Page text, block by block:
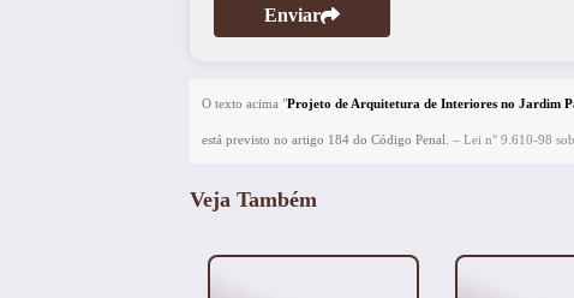
Enviar
O texto acima "Projeto de Arquitetura de Interiores no Jardim
está previsto no artigo 184 do Código Penal. – Lei n° 9.610-98
Veja Também